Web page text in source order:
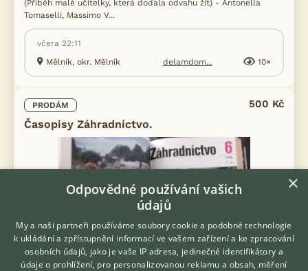
(Příběh malé učitelky, která dodala odvahu žít) - Antonella
Tomaselli, Massimo V...
včera 22:11
Mělník, okr. Mělník
delamdom... 10×
PRODÁM
Časopisy Záhradníctvo.
500 Kč
×
Odpovědné používání vašich
údajů
My a naši partneři používáme soubory cookie a podobné technologie
k ukládání a zpřístupnění informací ve vašem zařízení a ke zpracování
osobních údajů, jako je vaše IP adresa, jedinečné identifikátory a
údaje o prohlížení, pro personalizovanou reklamu a obsah, měření